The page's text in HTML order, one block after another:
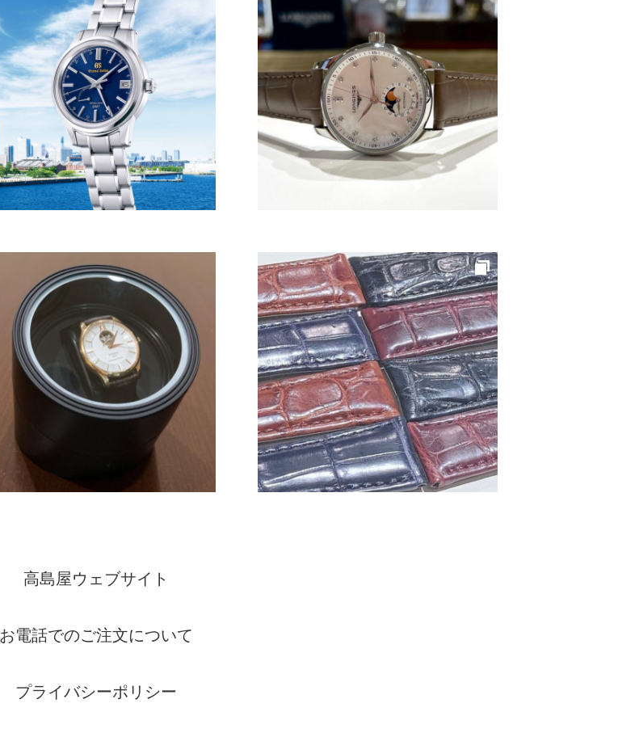
高島屋ウェブサイト
お電話でのご注文について
プライバシーポリシー